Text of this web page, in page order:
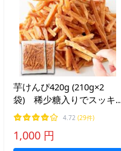
芋けんぴ420g (210g×2
袋) 稀少糖入りでスッキ
リとした味わい 国産 黄
金千貫 使用
4.72 (29件)
1,000 円